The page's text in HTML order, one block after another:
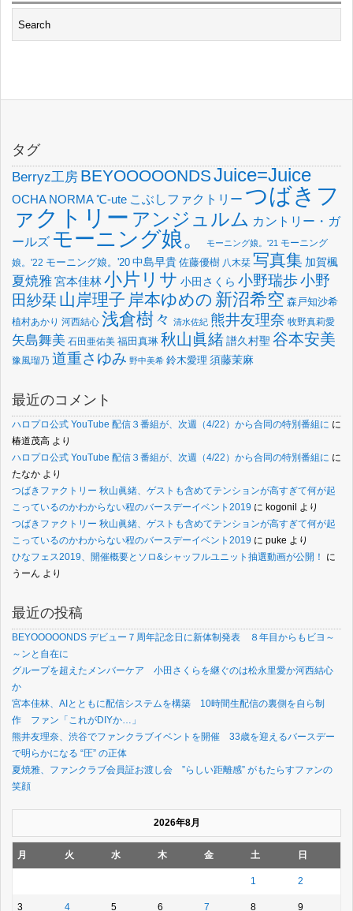
タグ
Berryz工房 BEYOOOOONDSJuice=Juice
OCHA NORMA℃-ute こぶしファクトリー つばきフ
ァクトリー アンジュルム カントリー・ガ
ールズ モーニング娘。 モーニング娘。'21 モーニング
娘。'22 モーニング娘。'20 中島早貴 佐藤優樹 八木栞 写真集 加賀楓
夏焼雅宮本佳林小片リサ 小田さくら 小野瑞歩小野
田紗栞 山岸理子 岸本ゆめの 新沼希空 森戸知沙希
植村あかり 河西結心 浅倉樹々 清水佐紀 熊井友理奈 牧野真莉愛
矢島舞美 石田亜佑美 福田真琳 秋山眞緒譜久村聖 谷本安美
豫風瑠乃 道重さゆみ 野中美希 鈴木愛理 須藤茉麻
最近のコメント
ハロプロ公式 YouTube 配信３番組が、次週（4/22）から合同の特別番組に に
椿道茂高 より
ハロプロ公式 YouTube 配信３番組が、次週（4/22）から合同の特別番組に に
たなか より
つばきファクトリー 秋山眞緒、ゲストも含めてテンションが高すぎて何が起
こっているのかわからない程のバースデーイベント2019 に kogonil より
つばきファクトリー 秋山眞緒、ゲストも含めてテンションが高すぎて何が起
こっているのかわからない程のバースデーイベント2019 に puke より
ひなフェス2019、開催概要とソロ&シャッフルユニット抽選動画が公開！
に
うーん より
最近の投稿
BEYOOOOONDS デビュー７周年記念日に新体制発表 ８年目からもビヨ～
～ンと自在に
グループを超えたメンバーケア 小田さくらを継ぐのは松永里愛か河西結心
か
宮本佳林、AIとともに配信システムを構築 10時間生配信の裏側を自ら制
作 ファン「これがDIYか…」
熊井友理奈、渋谷でファンクラブイベントを開催 33歳を迎えるバースデー
で明らかになる “圧” の正体
夏焼雅、ファンクラブ会員証お渡し会 ”らしい距離感” がもたらすファンの
笑顔
2026年8月
月 火 水 木 金 土 日
1 2
3 4 5 6 7 8 9